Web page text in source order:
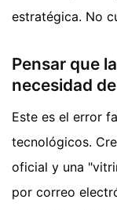
estratégica. No
Pensar que
necesidad
Este es el error
tecnológicos.
oficial y una
por correo